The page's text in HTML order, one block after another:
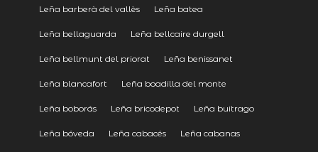
Leña barberà del vallès Leña batea
Leña bellaguarda Leña bellcaire durgell
Leña bellmunt del priorat Leña benissanet
Leña blancafort Leña boadilla del monte
Leña boborás Leña bricodepot Leña buitrago
Leña bóveda Leña cabacés Leña cabanas